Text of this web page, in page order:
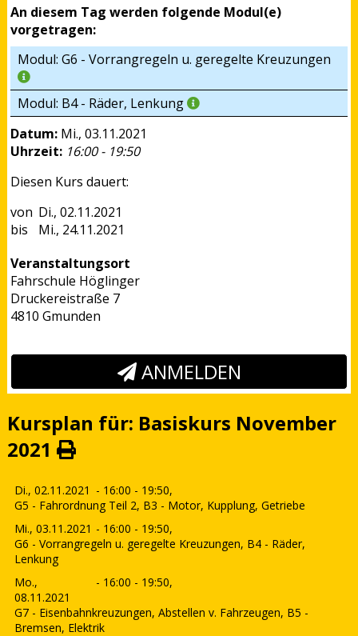
An diesem Tag werden folgende Modul(e)
vorgetragen:
Modul: G6 - Vorrangregeln u. geregelte Kreuzungen
Modul: B4 - Räder, Lenkung
Datum: Mi., 03.11.2021
Uhrzeit: 16:00 - 19:50
Diesen Kurs dauert:
Di., 02.11.2021
Mi., 24.11.2021
Veranstaltungsort
Fahrschule Höglinger
Druckereistraße 7
4810 Gmunden
ANMELDEN
Kursplan für: Basiskurs November
2021
Di., 02.11.2021 - 16:00 - 19:50,
G5 - Fahrordnung Teil 2, B3 - Motor, Kupplung, Getriebe
Mi., 03.11.2021 - 16:00 - 19:50,
G6 - Vorrangregeln u. geregelte Kreuzungen, B4 - Räder,
Lenkung
Mo.,
08.11.2021
- 16:00 - 19:50,
G7 - Eisenbahnkreuzungen, Abstellen v. Fahrzeugen, B5 -
Bremsen, Elektrik